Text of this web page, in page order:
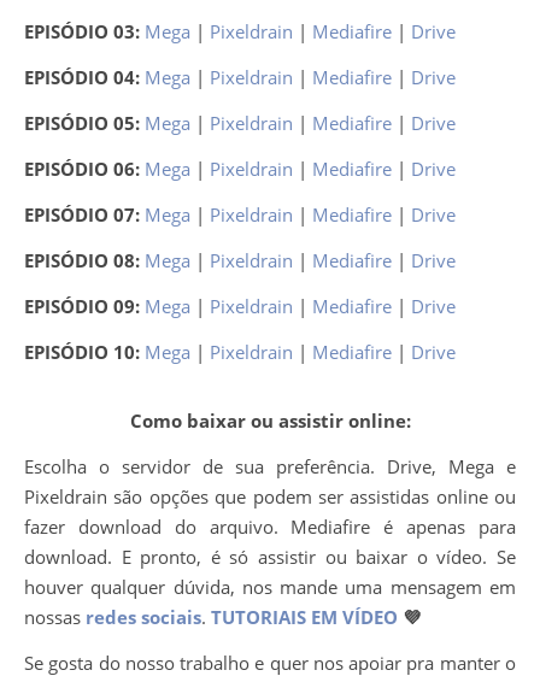
EPISÓDIO 03: Mega | Pixeldrain | Mediafire | Drive
EPISÓDIO 04: Mega | Pixeldrain | Mediafire | Drive
EPISÓDIO 05: Mega | Pixeldrain | Mediafire | Drive
EPISÓDIO 06: Mega | Pixeldrain | Mediafire | Drive
EPISÓDIO 07: Mega | Pixeldrain | Mediafire | Drive
EPISÓDIO 08: Mega | Pixeldrain | Mediafire | Drive
EPISÓDIO 09: Mega | Pixeldrain | Mediafire | Drive
EPISÓDIO 10: Mega | Pixeldrain | Mediafire | Drive
Como baixar ou assistir online:
Escolha o servidor de sua preferência. Drive, Mega e
Pixeldrain são opções que podem ser assistidas online ou
fazer download do arquivo. Mediafire é apenas para
download. E pronto, é só assistir ou baixar o vídeo. Se
houver qualquer dúvida, nos mande uma mensagem em
nossas redes sociais. TUTORIAIS EM VÍDEO 💜
Se gosta do nosso trabalho e quer nos apoiar pra manter o